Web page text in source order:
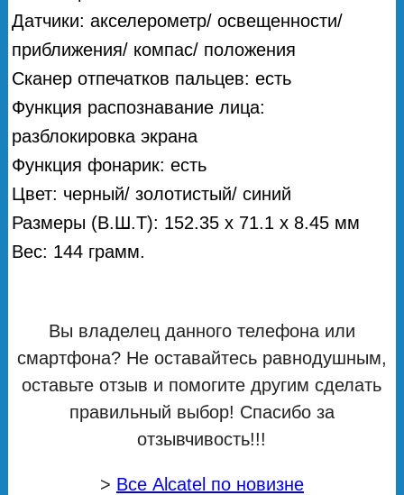
Датчики: акселерометр/ освещенности/
приближения/ компас/ положения
Сканер отпечатков пальцев: есть
Функция распознавание лица:
разблокировка экрана
Функция фонарик: есть
Цвет: черный/ золотистый/ синий
Размеры (В.Ш.Т): 152.35 x 71.1 x 8.45 мм
Вес: 144 грамм.
Вы владелец данного телефона или
смартфона? Не оставайтесь равнодушным,
оставьте отзыв и помогите другим сделать
правильный выбор! Спасибо за
отзывчивость!!!
> Все Alcatel по новизне